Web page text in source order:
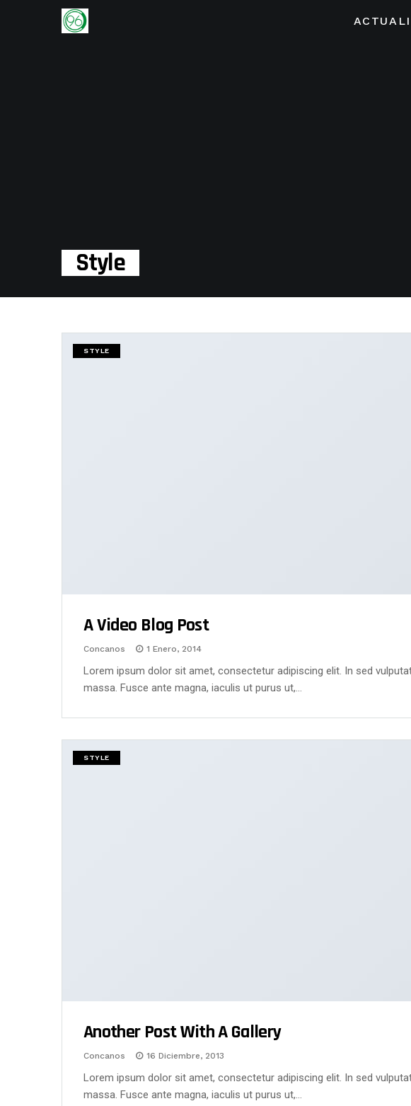
Style
STYLE
A Video Blog Post
Concanos 1 Enero, 2014
Lorem ipsum dolor sit amet, consectetur adipiscing elit. In sed
massa. Fusce ante magna, iaculis ut purus ut,…
STYLE
Another Post With A Gallery
Concanos 16 Diciembre, 2013
Lorem ipsum dolor sit amet, consectetur adipiscing elit. In sed
massa. Fusce ante magna, iaculis ut purus ut,…